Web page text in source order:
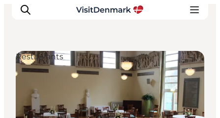
Regionen
Erlebnisse
Restaurants